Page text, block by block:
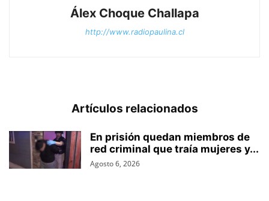
Álex Choque Challapa
http://www.radiopaulina.cl
Artículos relacionados
En prisión quedan miembros de
red criminal que traía mujeres y...
Agosto 6, 2026